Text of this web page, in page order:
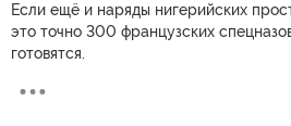
Если ещё и наряды нигерийских
это точно 300 французских
готовятся.